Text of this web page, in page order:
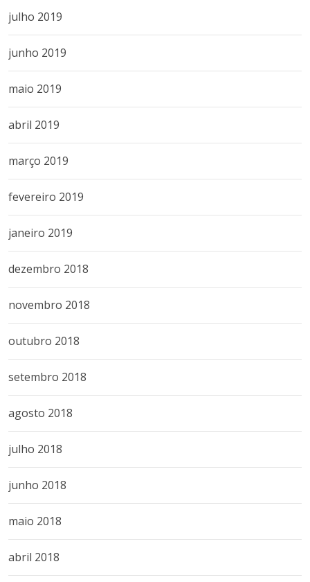
julho 2019
junho 2019
maio 2019
abril 2019
março 2019
fevereiro 2019
janeiro 2019
dezembro 2018
novembro 2018
outubro 2018
setembro 2018
agosto 2018
julho 2018
junho 2018
maio 2018
abril 2018